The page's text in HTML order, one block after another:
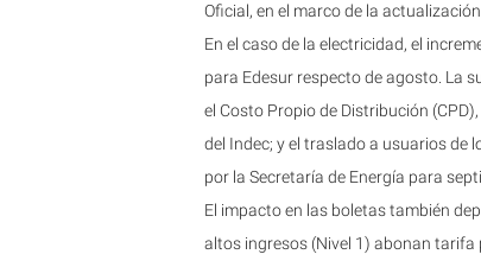
Oficial, en el marco de la
En el caso de la electricidad, el
para Edesur respecto de agosto. La
el Costo Propio de Distribución
del Indec; y el traslado a usuarios de
por la Secretaría de Energía para
El impacto en las boletas también
altos ingresos (Nivel 1) abonan tarifa